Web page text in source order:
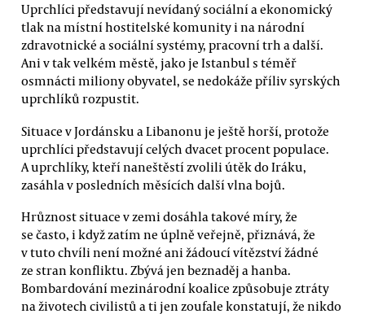
Uprchlíci představují nevídaný sociální a ekonomický
tlak na místní hostitelské komunity i na národní
zdravotnické a sociální systémy, pracovní trh a další.
Ani v tak velkém městě, jako je Istanbul s téměř
osmnácti miliony obyvatel, se nedokáže příliv syrských
uprchlíků rozpustit.
Situace v Jordánsku a Libanonu je ještě horší, protože
uprchlíci představují celých dvacet procent populace.
A uprchlíky, kteří naneštěstí zvolili útěk do Iráku,
zasáhla v posledních měsících další vlna bojů.
Hrůznost situace v zemi dosáhla takové míry, že
se často, i když zatím ne úplně veřejně, přiznává, že
v tuto chvíli není možné ani žádoucí vítězství žádné
ze stran konfliktu. Zbývá jen beznaděj a hanba.
Bombardování mezinárodní koalice způsobuje ztráty
na životech civilistů a ti jen zoufale konstatují, že nikdo